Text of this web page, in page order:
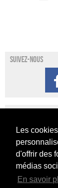
Les
d'offrir des
médias
En savoir
Suivez-nous
Conditions
Conditions